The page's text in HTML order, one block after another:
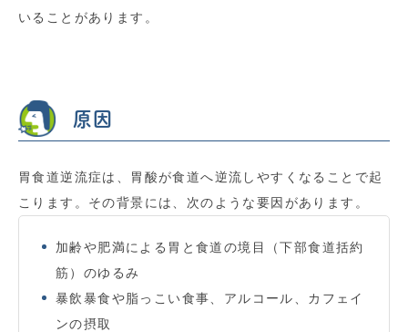
いることがあります。
原因
胃食道逆流症は、胃酸が食道へ逆流しやすくなることで起
こります。その背景には、次のような要因があります。
加齢や肥満による胃と食道の境目（下部食道括約
筋）のゆるみ
暴飲暴食や脂っこい食事、アルコール、カフェイ
ンの摂取